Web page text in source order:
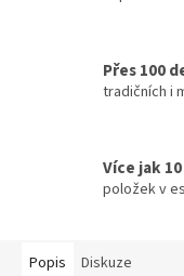
Přes 100
tradičních i
Více jak
položek v
Popis Diskuze